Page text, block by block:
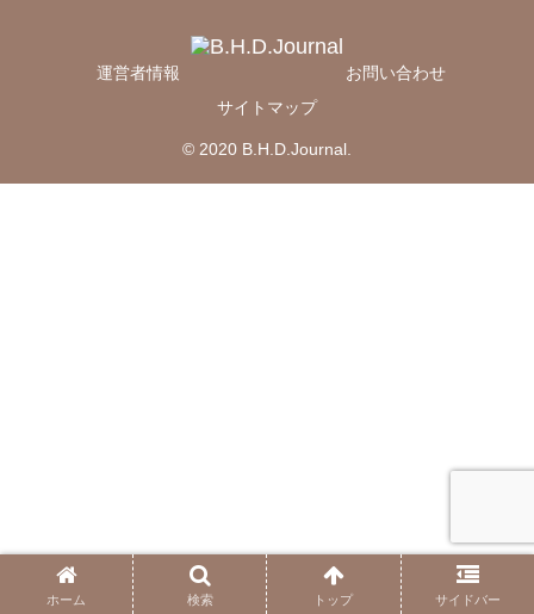
運営者情報
お問い合わせ
サイトマップ
© 2020 B.H.D.Journal.
ホーム 検索 トップ サイドバー